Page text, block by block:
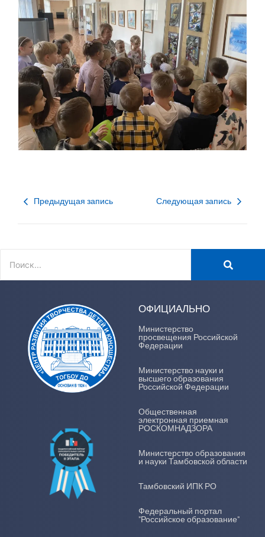
Предыдущая запись Следующая запись
ОФИЦИАЛЬНО
Министерство
просвещения Российской
Федерации
Министерство науки и
высшего образования
Российской Федерации
Общественная
электронная приемная
РОСКОМНАДЗОРА
Министерство образования
и науки Тамбовской области
Тамбовский ИПК РО
Федеральный портал
"Российское образование"